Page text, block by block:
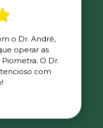
o Dr. André,
operar as
O Dr.
com